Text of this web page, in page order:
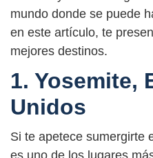
mundo donde se puede
en este artículo, te
mejores destinos.
1. Yosemite,
Unidos
Si te apetece sumergirte